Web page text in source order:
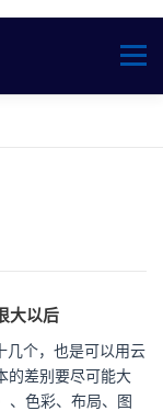
Menu
大以后
几个，也是可以用云
的差别要尽可能大
、色彩、布局、图